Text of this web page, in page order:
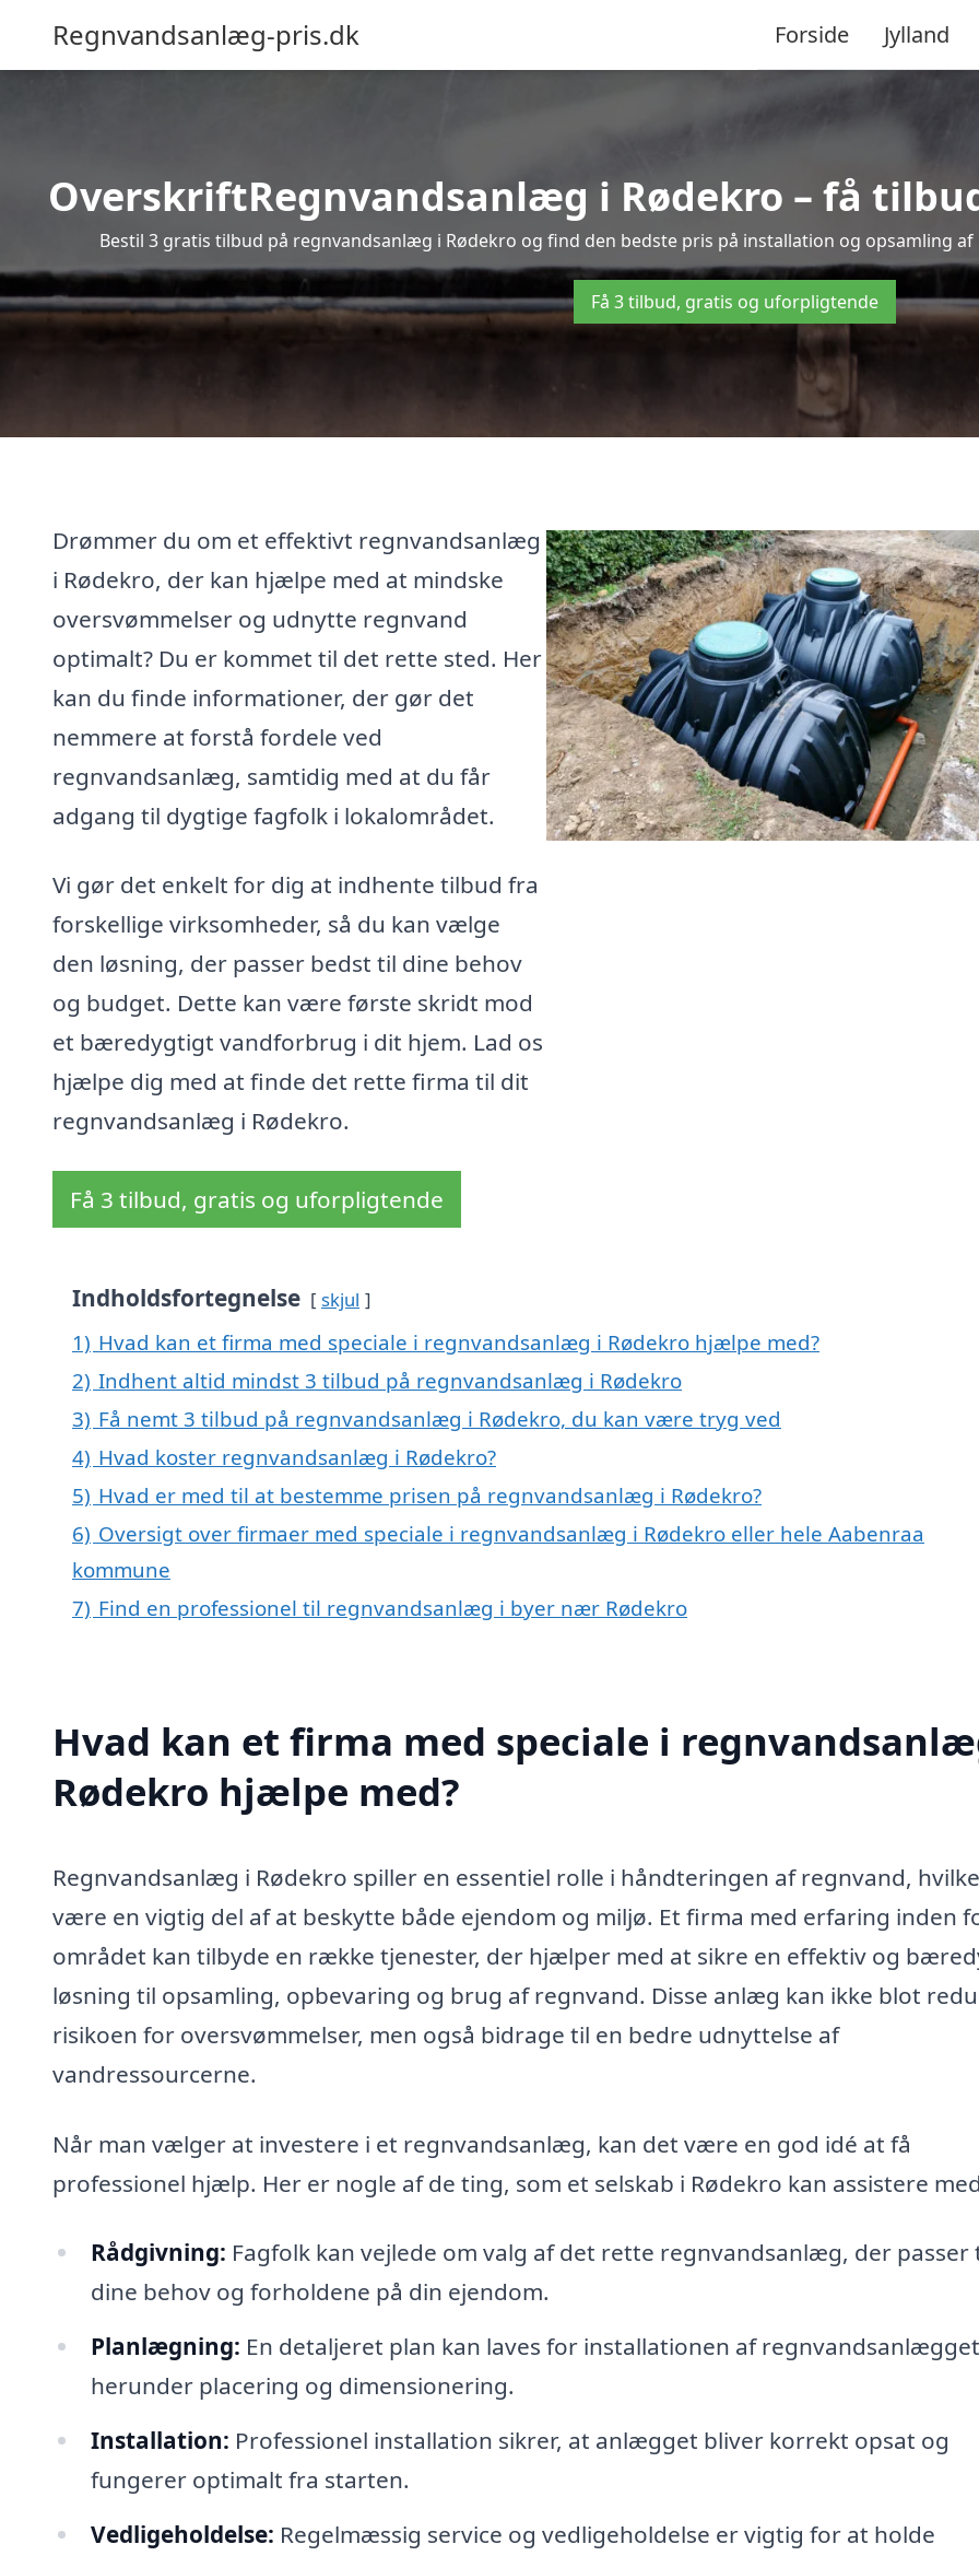
Regnvandsanlæg-pris.dk Forside Jylland
OverskriftRegnvandsanlæg i Rødekro – få
Bestil 3 gratis tilbud på regnvandsanlæg i Rødekro og find den bedste pris på installation og opsamling
Få 3 tilbud, gratis og uforpligtende
Drømmer du om et effektivt regnvandsanlæg
i Rødekro, der kan hjælpe med at mindske
oversvømmelser og udnytte regnvand
optimalt? Du er kommet til det rette sted. Her
kan du finde informationer, der gør det
nemmere at forstå fordele ved
regnvandsanlæg, samtidig med at du får
adgang til dygtige fagfolk i lokalområdet.
Vi gør det enkelt for dig at indhente tilbud fra
forskellige virksomheder, så du kan vælge
den løsning, der passer bedst til dine behov
og budget. Dette kan være første skridt mod
et bæredygtigt vandforbrug i dit hjem. Lad os
hjælpe dig med at finde det rette firma til dit
regnvandsanlæg i Rødekro.
Få 3 tilbud, gratis og uforpligtende
Indholdsfortegnelse skjul
1) Hvad kan et firma med speciale i regnvandsanlæg i Rødekro hjælpe med?
2) Indhent altid mindst 3 tilbud på regnvandsanlæg i Rødekro
3) Få nemt 3 tilbud på regnvandsanlæg i Rødekro, du kan være tryg ved
4) Hvad koster regnvandsanlæg i Rødekro?
5) Hvad er med til at bestemme prisen på regnvandsanlæg i Rødekro?
6) Oversigt over firmaer med speciale i regnvandsanlæg i Rødekro eller hele Aabenraa
kommune
7) Find en professionel til regnvandsanlæg i byer nær Rødekro
Hvad kan et firma med speciale i
Rødekro hjælpe med?
Regnvandsanlæg i Rødekro spiller en essentiel rolle i håndteringen af regnvand,
være en vigtig del af at beskytte både ejendom og miljø. Et firma med erfaring inden
området kan tilbyde en række tjenester, der hjælper med at sikre en effektiv og
løsning til opsamling, opbevaring og brug af regnvand. Disse anlæg kan ikke blot
risikoen for oversvømmelser, men også bidrage til en bedre udnyttelse af
vandressourcerne.
Når man vælger at investere i et regnvandsanlæg, kan det være en god idé at få
professionel hjælp. Her er nogle af de ting, som et selskab i Rødekro kan assistere
Rådgivning: Fagfolk kan vejlede om valg af det rette regnvandsanlæg, der passer
dine behov og forholdene på din ejendom.
Planlægning: En detaljeret plan kan laves for installationen af
herunder placering og dimensionering.
Installation: Professionel installation sikrer, at anlægget bliver korrekt opsat og
fungerer optimalt fra starten.
Vedligeholdelse: Regelmæssig service og vedligeholdelse er vigtig for at holde